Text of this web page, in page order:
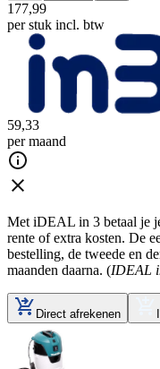
177,99
per stuk incl. btw
59,33
per maand
Met iDEAL in 3 betaal je
rente of extra kosten. De
bestelling, de tweede en
maanden daarna. (IDEAL
Direct afrekenen